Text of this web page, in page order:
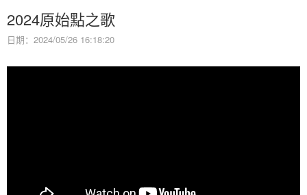
2024原始點之歌
日期：2024/05/26 16:18:20